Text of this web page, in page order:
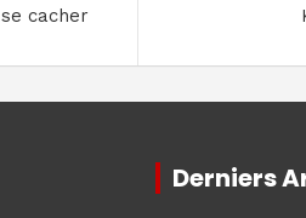
cacher
Derniers